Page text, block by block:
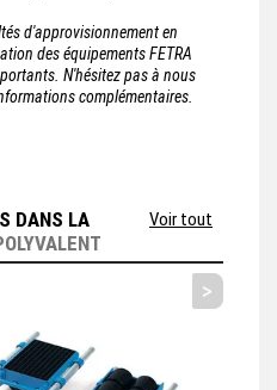
d'approvisionnement en
des équipements FETRA
N'hésitez pas à nous
complémentaires.
DANS LA
Voir tout
>